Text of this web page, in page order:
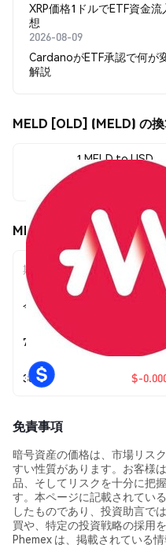
XRP価格1ドルでETF資金
想
2026-08-09
CardanoがETF承認で何が
解説
MELD [OLD] (MELD) の換
1 MELD to USD
MELD [OLD] (MELD) の価
期間 金額
今日
7日
30日 $-
免責事項
暗号資産の価格は、市場リス
すい性質があります。お客様
品、そしてリスクを十分に把
す。本ページに記載されてい
したものであり、投資助言で
買や、特定の投資戦略の採用
Phemex は、掲載されている